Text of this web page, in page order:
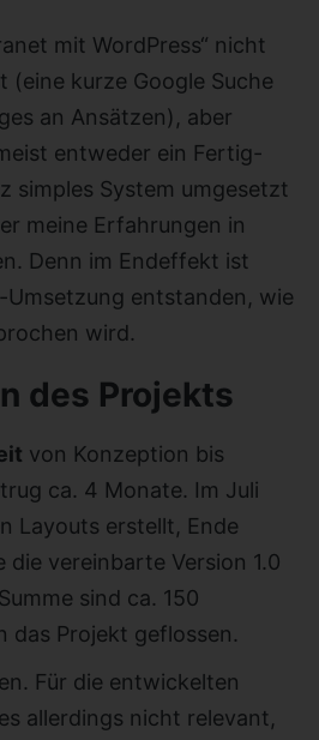
mit WordPress“ nicht
(eine kurze Google Suche
an Ansätzen), aber
entweder ein Fertig-
simples System umgesetzt
meine Erfahrungen in
Denn im Endeffekt ist
entstanden, wie
wird.
des Projekts
von Konzeption bis
ca. 4 Monate. Im Juli
Layouts erstellt, Ende
die vereinbarte Version 1.0
sind ca. 150
das Projekt geflossen.
Für die entwickelten
allerdings nicht relevant,